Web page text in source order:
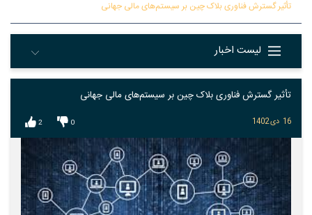
تأثیر گسترش فناوری بلاک چین بر سیستم‌های مالی جهانی
لیست اخبار
تأثیر گسترش فناوری بلاک چین بر سیستم‌های مالی جهانی
16 دی1402
0
2